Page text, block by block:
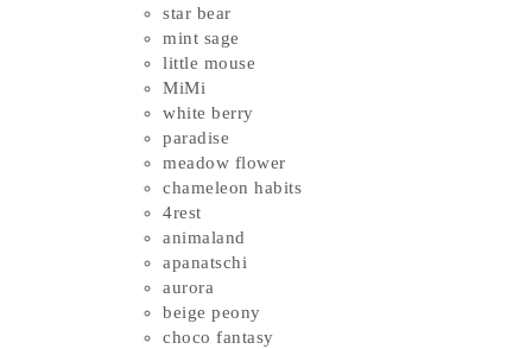
star bear
mint sage
little mouse
MiMi
white berry
paradise
meadow flower
chameleon habits
4rest
animaland
apanatschi
aurora
beige peony
choco fantasy